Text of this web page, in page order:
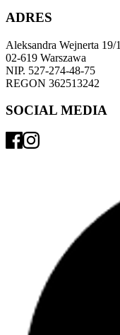
ADRES
Aleksandra Wejnerta 19/1
02-619 Warszawa
NIP. 527-274-48-75
REGON 362513242
SOCIAL MEDIA